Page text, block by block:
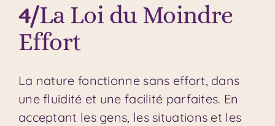
4/La Loi du Moindre
Effort
La nature fonctionne sans effort, dans
une fluidité et une facilité parfaites. En
acceptant les gens, les situations et les